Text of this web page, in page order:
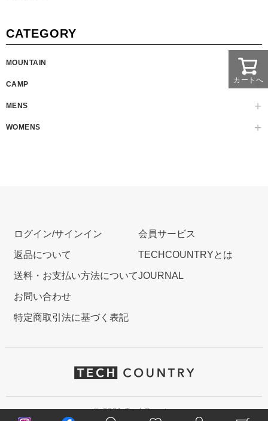
CATEGORY
MOUNTAIN
CAMP
MENS
WOMENS
カートへ
ログイン/サインイン
返品について
送料・お支払い方法について
お問い合わせ
特定商取引法に基づく表記
会員サービス
TECHCOUNTRYとは
JOURNAL
© 2021 TechCountry